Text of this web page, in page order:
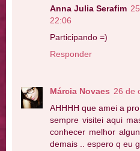
Anna Julia Serafim
22:06
Participando =)
Responder
Márcia Novaes 26 de
AHHHH que amei a
sempre visitei aqui
conhecer melhor
demais .. espero q eu